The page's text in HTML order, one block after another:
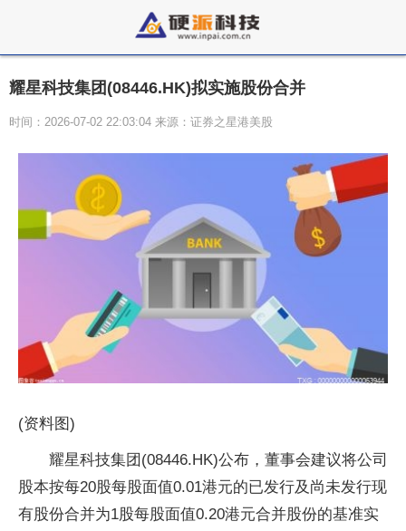
耀星科技集团(08446.HK)拟实施股份合并
时间：2026-07-02 22:03:04 来源：证券之星港美股
(资料图)
耀星科技集团(08446.HK)公布，董事会建议将公司
股本按每20股每股面值0.01港元的已发行及尚未发行现
有股份合并为1股每股面值0.20港元合并股份的基准实